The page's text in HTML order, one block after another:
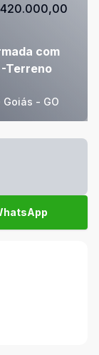
com
-Terreno
- GO
420.000,00